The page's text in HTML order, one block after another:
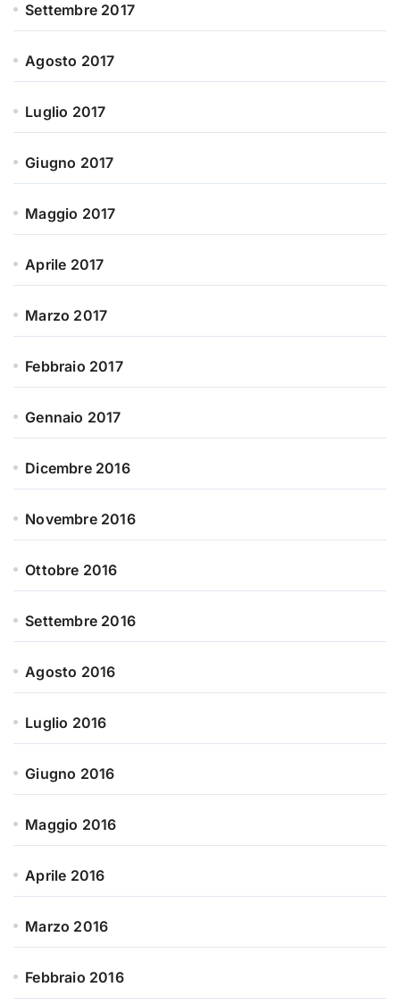
Settembre 2017
Agosto 2017
Luglio 2017
Giugno 2017
Maggio 2017
Aprile 2017
Marzo 2017
Febbraio 2017
Gennaio 2017
Dicembre 2016
Novembre 2016
Ottobre 2016
Settembre 2016
Agosto 2016
Luglio 2016
Giugno 2016
Maggio 2016
Aprile 2016
Marzo 2016
Febbraio 2016